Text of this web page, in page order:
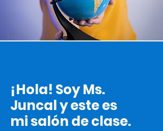
¡Hola! Soy Ms.
Juncal y este es
mi salón de clase.